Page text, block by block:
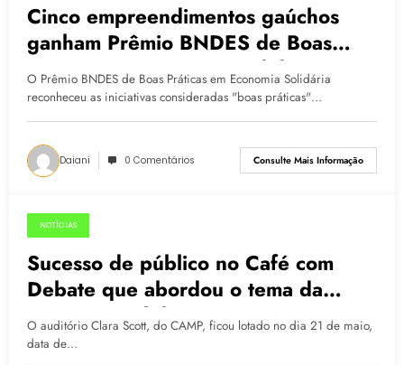
Cinco empreendimentos gaúchos
ganham Prêmio BNDES de Boas
Práticas em Economia Solidária
O Prêmio BNDES de Boas Práticas em Economia Solidária
reconheceu as iniciativas consideradas "boas práticas"…
Daiani 0 Comentários Consulte Mais Informação
26.05.2015
NOTÍCIAS
Sucesso de público no Café com
Debate que abordou o tema da
economia solidária
O auditório Clara Scott, do CAMP, ficou lotado no dia 21 de maio,
data de…